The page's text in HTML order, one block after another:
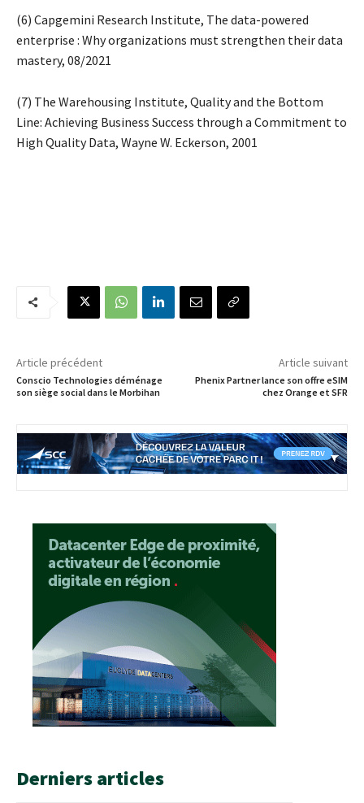
(6) Capgemini Research Institute, The data-powered
enterprise : Why organizations must strengthen their data
mastery, 08/2021
(7) The Warehousing Institute, Quality and the Bottom
Line: Achieving Business Success through a Commitment to
High Quality Data, Wayne W. Eckerson, 2001
Article précédent
Conscio Technologies déménage
son siège social dans le Morbihan
Article suivant
Phenix Partner lance son offre eSIM
chez Orange et SFR
Derniers articles